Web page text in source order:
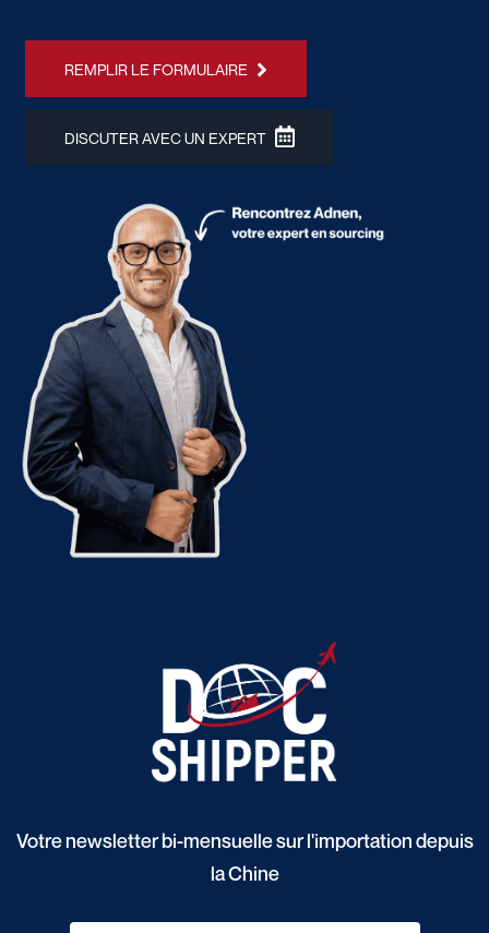
REMPLIR LE FORMULAIRE
DISCUTER AVEC UN EXPERT
Votre newsletter bi-mensuelle sur l'importation depuis
la Chine